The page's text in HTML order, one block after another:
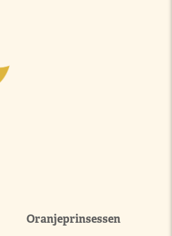
Oranjeprinsessen